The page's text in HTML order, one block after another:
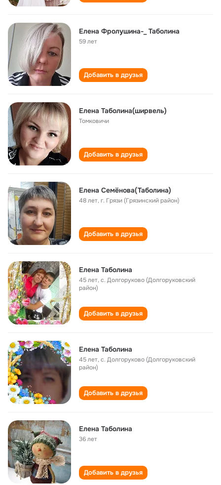
Елена Фролушина-_ Таболина
59 лет
Добавить в друзья
Елена Таболина(ширвель)
Томковичи
Добавить в друзья
Елена Семёнова(Таболина)
48 лет,г. Грязи (Грязинский район)
Добавить в друзья
Елена Таболина
45 лет,с. Долгоруково (Долгоруковский
район)
Добавить в друзья
Елена Таболина
45 лет,с. Долгоруково (Долгоруковский
район)
Добавить в друзья
Елена Таболина
36 лет
Добавить в друзья